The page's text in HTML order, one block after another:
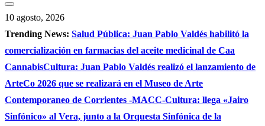
10 agosto, 2026
Trending News: Salud Pública: Juan Pablo Valdés habilitó la
comercialización en farmacias del aceite medicinal de Caa
CannabisCultura: Juan Pablo Valdés realizó el lanzamiento de
ArteCo 2026 que se realizará en el Museo de Arte
Contemporaneo de Corrientes -MACC-Cultura: llega «Jairo
Sinfónico» al Vera, junto a la Orquesta Sinfónica de la